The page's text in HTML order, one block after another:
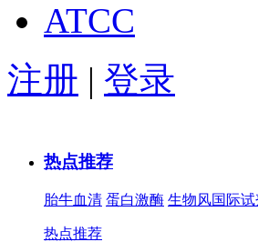
ATCC
注册 | 登录
热点推荐
胎牛血清 蛋白激酶 生物风国际
热点推荐